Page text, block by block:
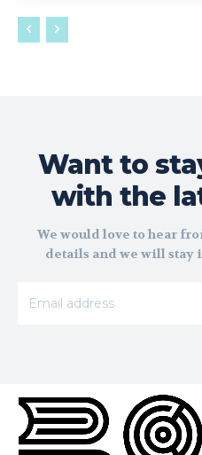
Want to
with the
We would love to hear
details and we will stay